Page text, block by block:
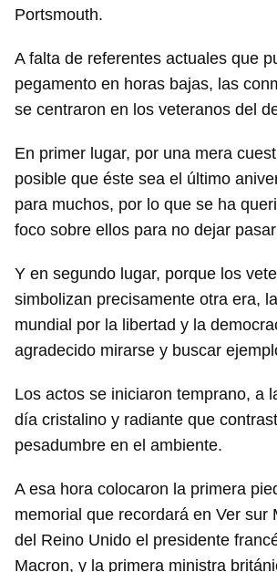
Portsmouth.
A falta de referentes actuales que
pegamento en horas bajas, las
se centraron en los veteranos del
En primer lugar, por una mera
posible que éste sea el último
para muchos, por lo que se ha
foco sobre ellos para no dejar
Y en segundo lugar, porque los
simbolizan precisamente otra era,
mundial por la libertad y la
agradecido mirarse y buscar
Los actos se iniciaron temprano, a
día cristalino y radiante que
pesadumbre en el ambiente.
A esa hora colocaron la primera
memorial que recordará en Ver sur
del Reino Unido el presidente
Macron, y la primera ministra